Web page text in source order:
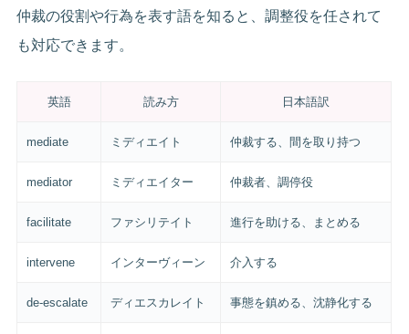
仲裁の役割や行為を表す語を知ると、調整役を任されて
も対応できます。
英語 読み方 日本語訳
mediate ミディエイト 仲裁する、間を取り持つ
mediator ミディエイター 仲裁者、調停役
facilitate ファシリテイト 進行を助ける、まとめる
intervene インターヴィーン 介入する
de-escalate ディエスカレイト 事態を鎮める、沈静化する